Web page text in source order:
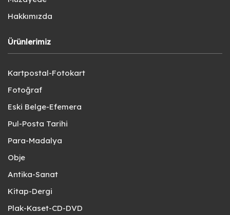
Hakkımızda
Ürünlerimiz
Kartpostal-Fotokart
Fotoğraf
Eski Belge-Efemera
Pul-Posta Tarihi
Para-Madalya
Obje
Antika-Sanat
Kitap-Dergi
Plak-Kaset-CD-DVD